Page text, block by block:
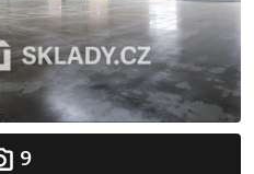
9